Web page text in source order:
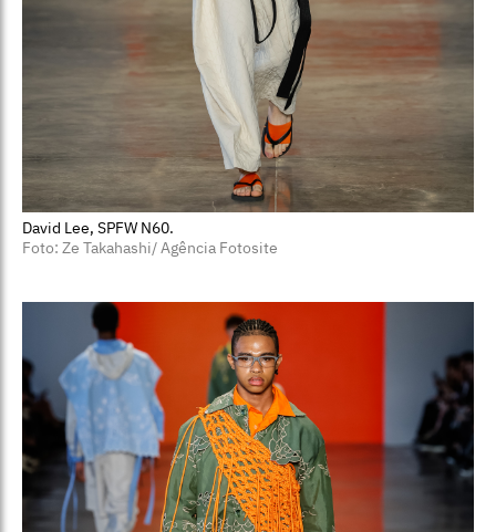
David Lee, SPFW N60.
Foto: Ze Takahashi/ Agência Fotosite